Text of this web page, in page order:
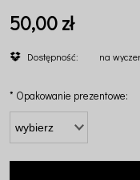
50,00 zł
Dostępność: na
* Opakowanie prezentowe: